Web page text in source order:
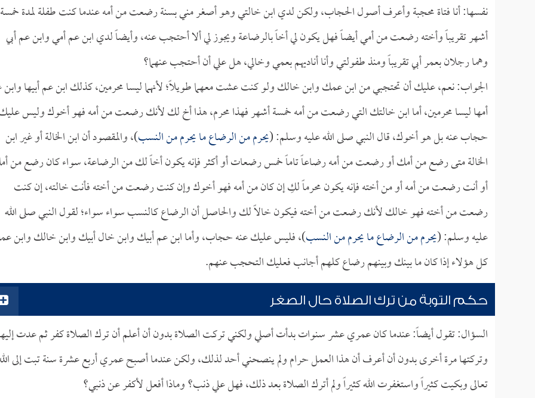
نفسها: أنا فتاة محجبة وأعرف أصول الحجاب، ولكن لدي ابن خالتي وهو أصغر مني بسنة رضعت من أمه عندما كنت طفلة لمدة خمسة
أشهر تقريباً وأخته رضعت من أمي أيضاً فهل يكون لي أخاً بالرضاعة ويجوز لي ألا أحتجب عنه، وأيضاً لدي ابن عم أمي وابن عم أبي
وهما رجلان بعمر أبي تقريباً ومنذ طفولتي وأنا أناديهم بعمي وخالي، هل علي أن أحتجب عنهما؟
الجواب: نعم، عليك أن تحتجبي من ابن عمك وابن خالك ولو كنت عشت معهما طويلاً؛ لأنهما ليسا محرمين، كذلك ابن عم أبيها
أمها ليسا محرمين، أما ابن خالتك التي رضعت من أمه خمسة أشهر فهذا محرم، هذا أخ لك لأنك رضعت من أمه فهو أخوك وليس
حجاب عنه بل هو أخوك، قال النبي صلى الله عليه وسلم: (يحرم من الرضاع ما يحرم من النسب)، والمقصود أن ابن الخالة أو غير ابن
الخالة متى رضع من أمك أو رضعت من أمه رضاعاً تاماً خمس رضعات أو أكثر فإنه يكون أخاً لك من الرضاعة، سواء كان رضع من
أو أنت رضعت من أمه أو من أخته فإنه يكون محرماً لكِ إن كان من أمه فهو أخوك وإن كنت رضعت من أخته فأنت خالته، إن كنت
رضعت من أخته فهو خالك لأنك رضعت من أخته فيكون خالاً لك والحاصل أن الرضاع كالنسب سواء سواء؛ لقول النبي صلى الله
عليه وسلم: (يحرم من الرضاع ما يحرم من النسب)، فليس عليك عنه حجاب، وأما ابن عم أبيك وابن خال أبيك وابن خالك وابن
كل هؤلاء إذا كان ما بينك وبينهم رضاع كلهم أجانب فعليك التحجب عنهم.
حكم التوبة من ترك الصلاة حال الصغر
السؤال: تقول أيضاً: عندما كان عمري عشر سنوات بدأت أصلي ولكني تركت الصلاة بدون أن أعلم أن ترك الصلاة كفر ثم عدت
وتركتها مرة أخرى بدون أن أعرف أن هذا العمل حرام ولم ينصحني أحد لذلك، ولكن عندما أصبح عمري أربع عشرة سنة تبت إلى
تعالى وبكيت كثيراً واستغفرت الله كثيراً ولم أترك الصلاة بعد ذلك، فهل علي ذنب؟ وماذا أفعل لأكفر عن ذنبي؟